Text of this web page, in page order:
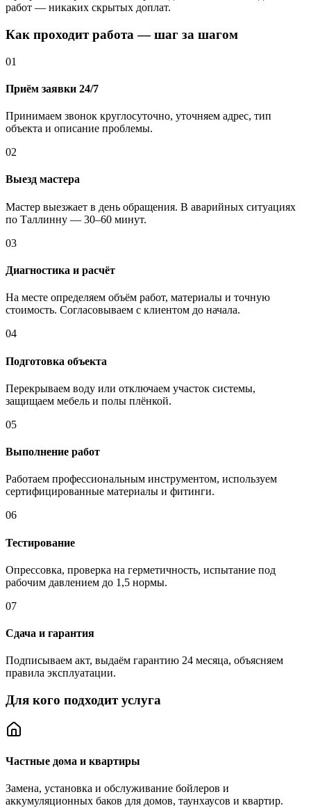
работ — никаких скрытых доплат.
Как проходит работа — шаг за шагом
01
Приём заявки 24/7
Принимаем звонок круглосуточно, уточняем адрес, тип
объекта и описание проблемы.
02
Выезд мастера
Мастер выезжает в день обращения. В аварийных ситуациях
по Таллинну — 30–60 минут.
03
Диагностика и расчёт
На месте определяем объём работ, материалы и точную
стоимость. Согласовываем с клиентом до начала.
04
Подготовка объекта
Перекрываем воду или отключаем участок системы,
защищаем мебель и полы плёнкой.
05
Выполнение работ
Работаем профессиональным инструментом, используем
сертифицированные материалы и фитинги.
06
Тестирование
Опрессовка, проверка на герметичность, испытание под
рабочим давлением до 1,5 нормы.
07
Сдача и гарантия
Подписываем акт, выдаём гарантию 24 месяца, объясняем
правила эксплуатации.
Для кого подходит услуга
Частные дома и квартиры
Замена, установка и обслуживание бойлеров и
аккумуляционных баков для домов, таунхаусов и квартир.